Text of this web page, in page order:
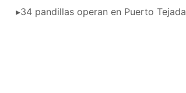
▸34 pandillas operan en Puerto Tejada